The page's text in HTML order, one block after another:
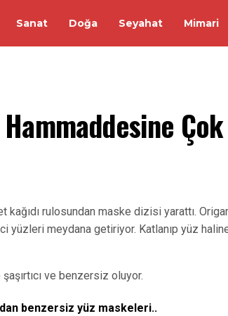
Sanat Doğa Seyahat Mimari
Çok
kağıdı rulosundan maske dizisi yarattı.
yüzleri meydana getiriyor. Katlanıp yüz
ve benzersiz oluyor.
benzersiz yüz maskeleri..